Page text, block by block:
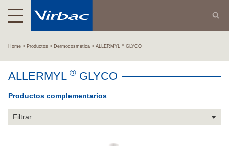
Home Productos Dermocosmética ALLERMYL ® GLYCO
ALLERMYL ® GLYCO
Productos complementarios
Filtrar